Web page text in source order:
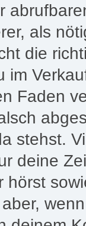
als
die
im
Faden
stehst.
deine
hörst